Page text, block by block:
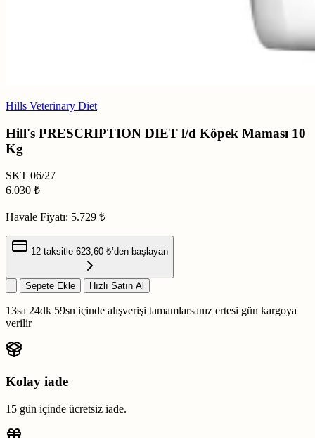
Hills Veterinary Diet
Hill's PRESCRIPTION DIET l/d Köpek Maması 10
Kg
SKT 06/27
6.030 ₺
Havale Fiyatı: 5.729 ₺
12 taksitle 623,60 ₺’den başlayan
Sepete Ekle Hızlı Satın Al
13sa 24dk 58sn içinde alışverişi tamamlarsanız ertesi gün kargoya
verilir
Kolay iade
15 gün içinde ücretsiz iade.